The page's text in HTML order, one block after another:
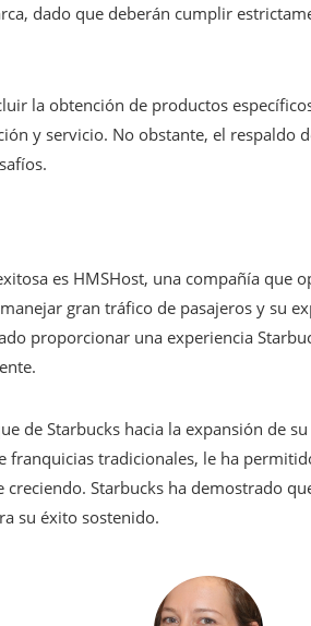
dado que deberán cumplir
la obtención de productos
y servicio. No obstante, el respaldo
es HMSHost, una compañía que
gran tráfico de pasajeros y su
proporcionar una experiencia
de Starbucks hacia la expansión de
franquicias tradicionales, le ha
Starbucks ha demostrado
su éxito sostenido.